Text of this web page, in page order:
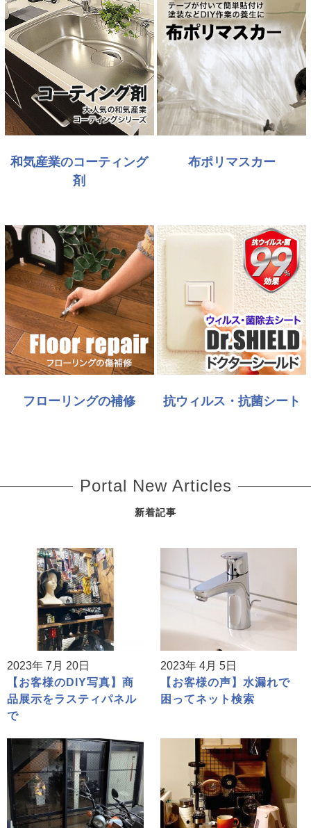
和気産業のコーティング
剤
布ポリマスカー
フローリングの補修 抗ウィルス・抗菌シート
Portal New Articles
新着記事
2023年 7月 20日
【お客様のDIY写真】商
品展示をラスティパネル
で
2023年 4月 5日
【お客様の声】水漏れで
困ってネット検索